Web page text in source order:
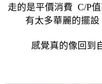
走的是平價消費 C/P值
有太多華麗的擺
感覺真的像回到